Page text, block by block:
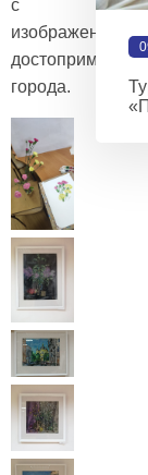
с
изображением
города.